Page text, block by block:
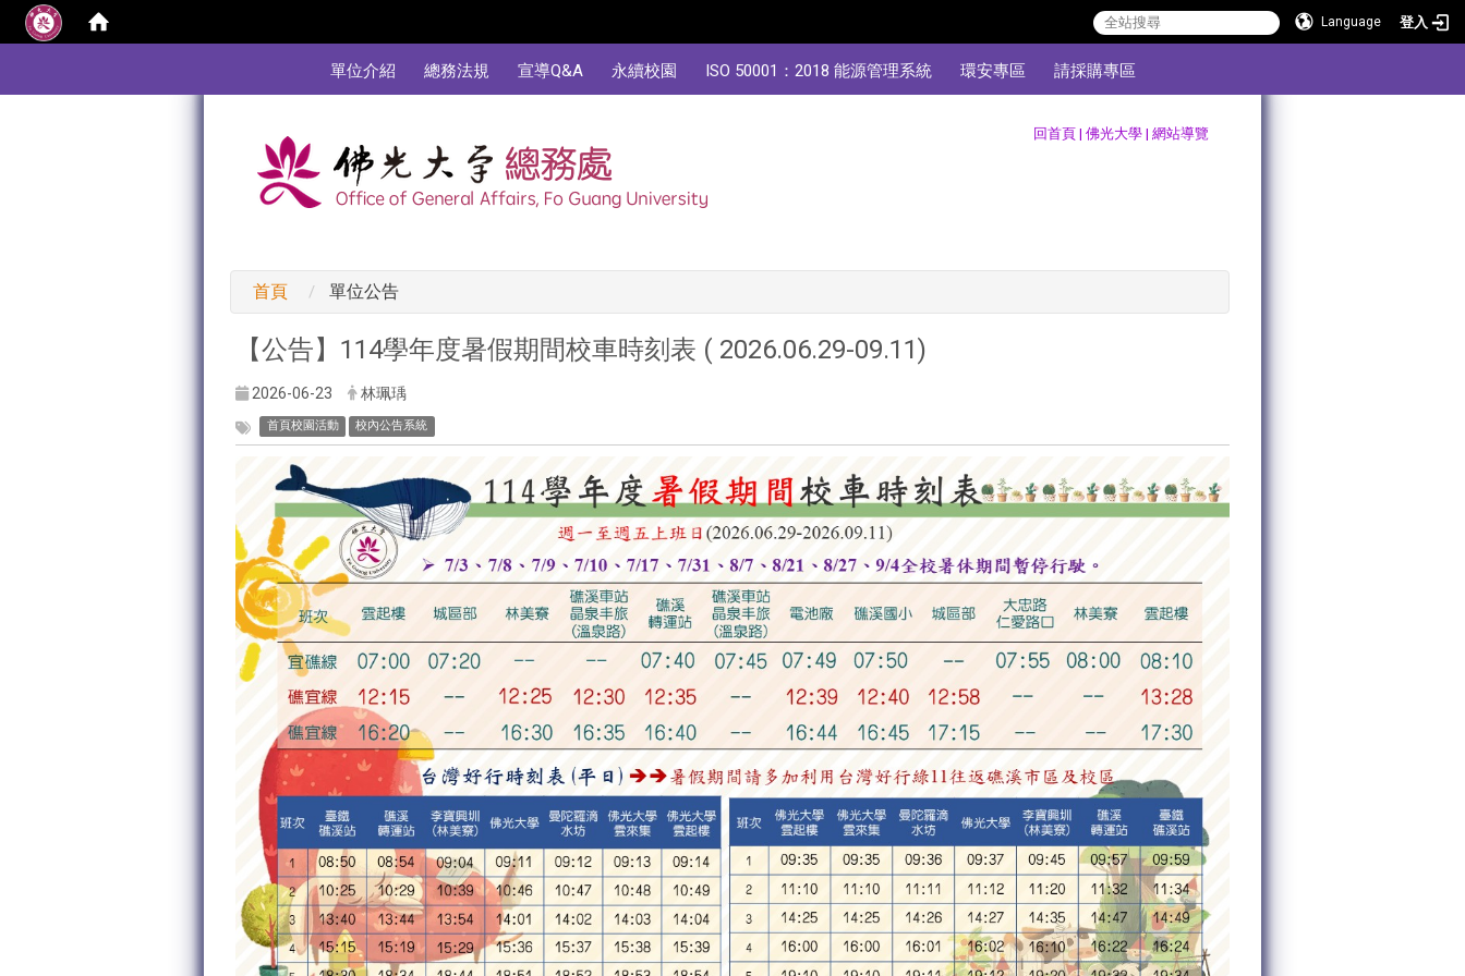
Language 登入
單位介紹
總務法規 宣導Q&A 永續校園 ISO 50001：2018 能源管理系統 環安專區 請採購專區
回首頁| 佛光大學| 網站導覽
首頁 單位公告
【公告】114學年度暑假期間校車時刻表 ( 2026.06.29-09.11)
2026-06-23 林珮瑀
首頁校園活動 校內公告系統